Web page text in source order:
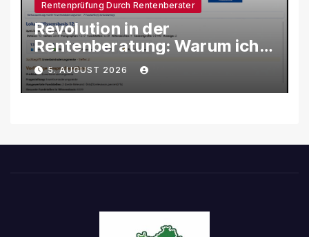
Rentenprüfung Durch Rentenberater
Revolution in der
Rentenberatung: Warum ich
eine eigene KI-Software
entwickle
5. AUGUST 2026